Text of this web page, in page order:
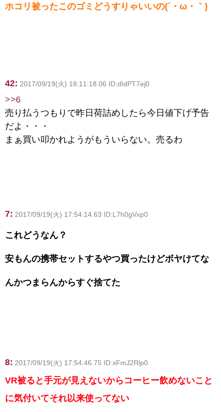
ホコリ被ったこのゴミどうすりゃいいの(´・ω・｀)
42: 2017/09/19(火) 18:11:18.06 ID:dIdPT7ej0
>>6
売り払うつもりで昨日荷詰めしたら今日値下げ予告
だよ・・・
まぁ買い叩かれようがもういらない。売るわ
7: 2017/09/19(火) 17:54:14.63 ID:L7h0gVxp0
これどうなん？
安もんの携帯セットするやつ買ったけどボヤけてな
んかつまらんからすぐ捨てた
8: 2017/09/19(火) 17:54:46.75 ID:xFmJ2Rlp0
VR被ると手元が見えないからコーヒー飲めないこと
に気付いてそれ以来使ってない